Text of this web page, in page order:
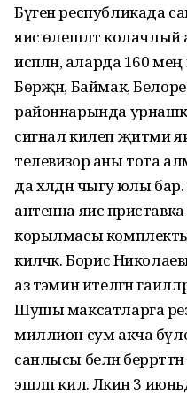
Бүген республикада
яисә өлешләтә
исәпләнә, аларда 160
Бөрҗән, Баймак,
районнарында
сигнал килеп җитми
телевизор аны тота
да хәлдән чыгу юлы
антенна яисә
корылмасы
киләчәк. Борис
аз тәэмин ителгән
Шушы максатларга
миллион сум акча
санлысы белән
эшләп килә. Ләкин 3